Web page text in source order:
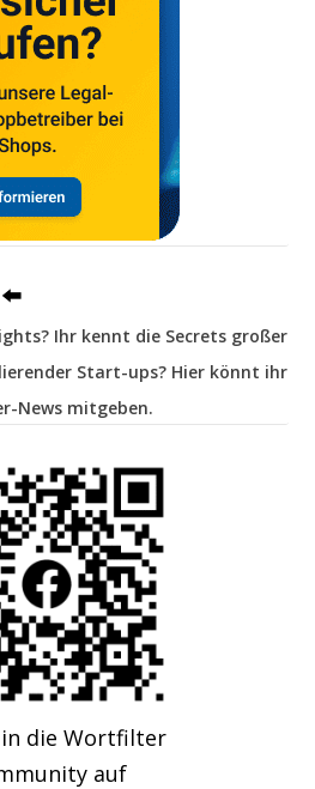
Ihr kennt die Secrets großer
Start-ups? Hier könnt ihr
News mitgeben.
die Wortfilter
auf